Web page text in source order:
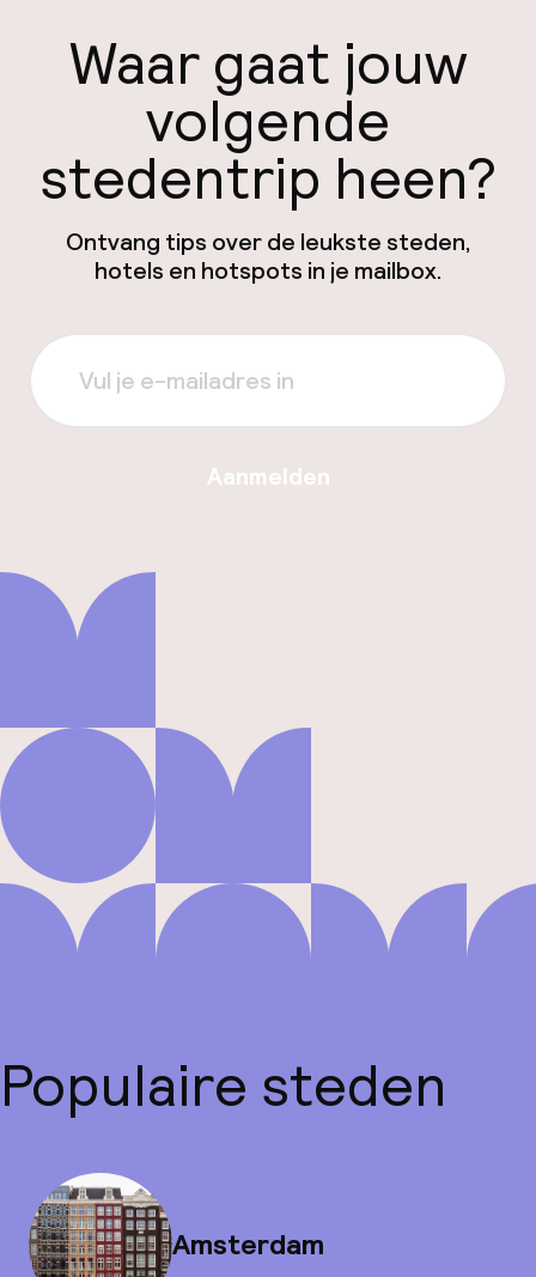
Waar gaat jouw
volgende
stedentrip heen?
Ontvang tips over de leukste steden,
hotels en hotspots in je mailbox.
Aanmelden
Populaire steden
Amsterdam